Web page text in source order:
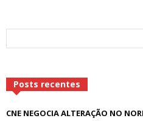
Posts recentes
CNE NEGOCIA ALTERAÇÃO NO